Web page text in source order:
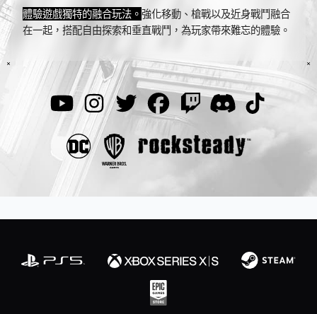
體驗遊戲獨特的融合玩法。 強化移動、槍戰以及近身戰鬥融合
在一起，搭配自由探索和垂直戰鬥，為玩家帶來難忘的體驗。